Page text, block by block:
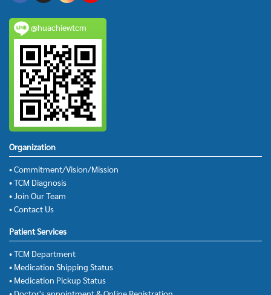
@huachiewtcm
Organization
• Commitment/Vision/Mission
• TCM Diagnosis
• Join Our Team
• Contact Us
Patient Services
• TCM Department
• Medication Shipping Status
• Medication Pickup Status